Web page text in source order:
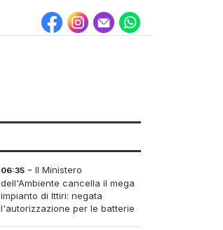
06:35 - Il Ministero
dell'Ambiente cancella il mega
impianto di Ittiri: negata
l'autorizzazione per le batterie